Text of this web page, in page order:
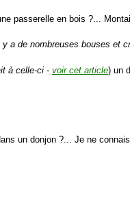
passerelle en bois ?...
y a de nombreuses bouses et
à celle-ci -voir cet article) un
un donjon ?... Je ne